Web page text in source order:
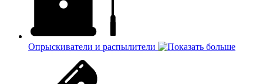
Опрыскиватели и распылители